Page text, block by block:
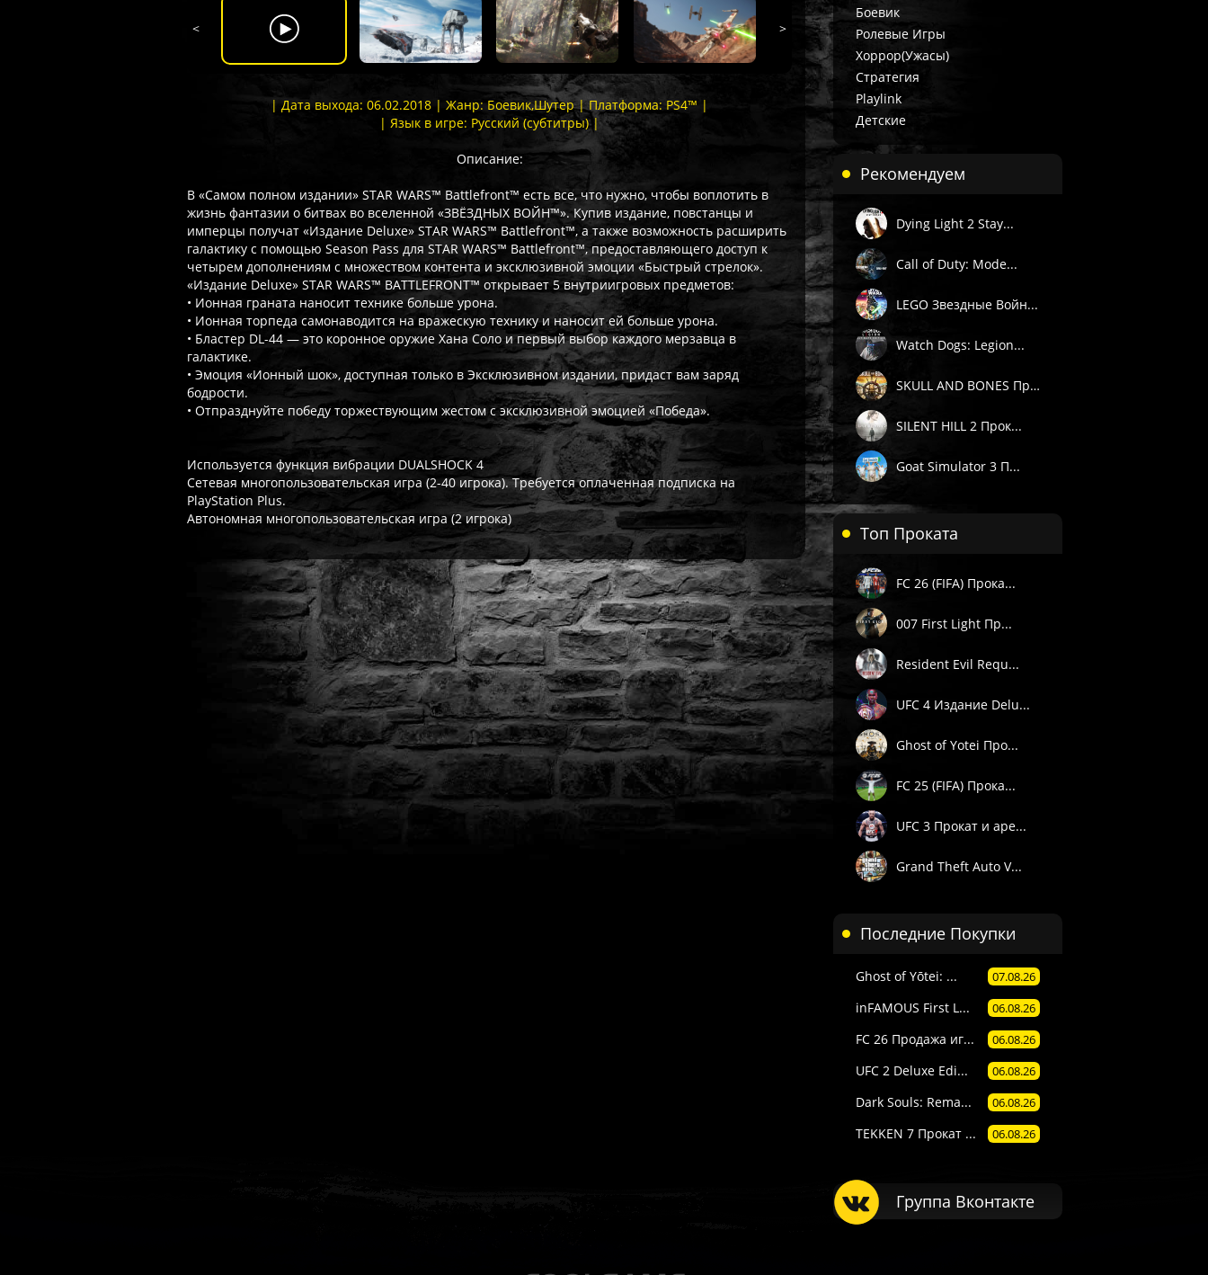
< >
| Дата выхода: 06.02.2018 | Жанр: Боевик,Шутер | Платформа: PS4™ |
| Язык в игре: Русский (субтитры) |
Описание:
В «Самом полном издании» STAR WARS™ Battlefront™ есть все, что нужно, чтобы воплотить в
жизнь фантазии о битвах во вселенной «ЗВЁЗДНЫХ ВОЙН™». Купив издание, повстанцы и
имперцы получат «Издание Deluxe» STAR WARS™ Battlefront™, а также возможность расширить
галактику с помощью Season Pass для STAR WARS™ Battlefront™, предоставляющего доступ к
четырем дополнениям с множеством контента и эксклюзивной эмоции «Быстрый стрелок».
«Издание Deluxe» STAR WARS™ BATTLEFRONT™ открывает 5 внутриигровых предметов:
• Ионная граната наносит технике больше урона.
• Ионная торпеда самонаводится на вражескую технику и наносит ей больше урона.
• Бластер DL-44 — это коронное оружие Хана Соло и первый выбор каждого мерзавца в
галактике.
• Эмоция «Ионный шок», доступная только в Эксклюзивном издании, придаст вам заряд
бодрости.
• Отпразднуйте победу торжествующим жестом с эксклюзивной эмоцией «Победа».
Используется функция вибрации DUALSHOCK 4
Сетевая многопользовательская игра (2-40 игрока). Требуется оплаченная подписка на
PlayStation Plus.
Автономная многопользовательская игра (2 игрока)
Часто спрашивают
Когда я получу доступ к игре?Прокат выдаётся автоматически сразу после оплаты. Активации (П3, П1) — вручную в течение 3 часов в рабочее время
Работает ли русский язык?Если локализация игры для PlayStation существует — она будет в игре. Подробности смотрите в описании товара.
Что если игра не запускается?Свяжитесь с нашей поддержкой — поможем решить проблему. На все товары даётся гарантия.
Есть ли поддержка после покупки?Да, наша поддержка работает ежедневно с 08:00 до 22:00 МСК. Пишите через сайт, VK или Telegram.
Боевик
Ролевые Игры
Хоррор(Ужасы)
Стратегия
Playlink
Детские
Рекомендуем
Dying Light 2 Stay...
Call of Duty: Mode...
LEGO Звездные Войн...
Watch Dogs: Legion...
SKULL AND BONES Пр...
SILENT HILL 2 Прок...
Goat Simulator 3 П...
Топ Проката
FC 26 (FIFA) Прока...
007 First Light Пр...
Resident Evil Requ...
UFC 4 Издание Delu...
Ghost of Yotei Про...
FC 25 (FIFA) Прока...
UFC 3 Прокат и аре...
Grand Theft Auto V...
Последние Покупки
Ghost of Yōtei: ... 07.08.26
inFAMOUS First L... 06.08.26
FC 26 Продажа иг... 06.08.26
UFC 2 Deluxe Edi... 06.08.26
Dark Souls: Rema... 06.08.26
TEKKEN 7 Прокат ... 06.08.26
Группа Вконтакте